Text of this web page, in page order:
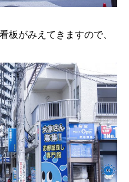
板がみえてきますので、